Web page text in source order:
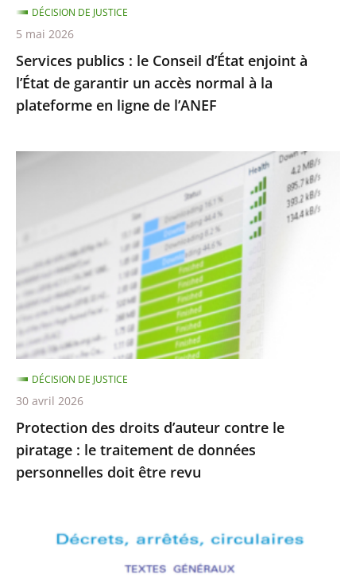
garantir
un
accès
normal
à
plateforme
Services publics : le Conseil d’État enjoint à
l’État de garantir un accès normal à la
plateforme en ligne de l’ANEF
DÉCISION DE JUSTICE
5 mai 2026
Protection
le
piratage
:
le
traitement
de
données
personnelles
doit
être
Protection des droits d’auteur contre le
piratage : le traitement de données
personnelles doit être revu
DÉCISION DE JUSTICE
30 avril 2026
Conseil